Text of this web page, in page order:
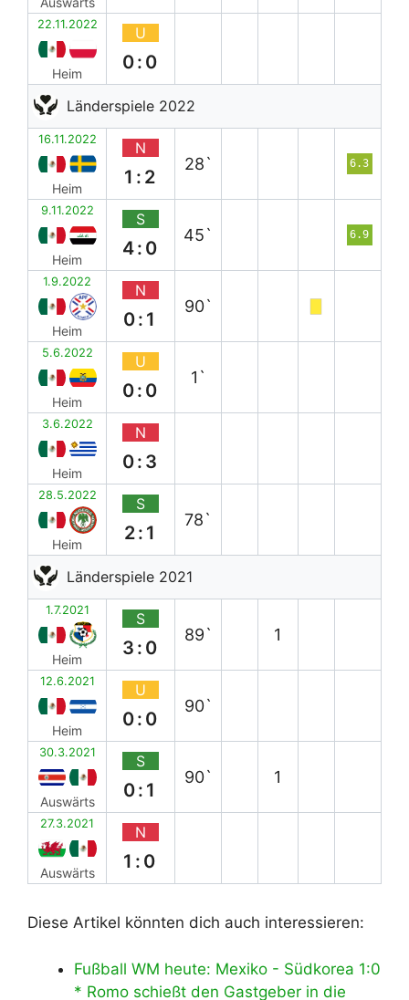
22.11.2022
Heim
U
0:0
Länderspiele 2022
16.11.2022
Heim
N
1:2
28` 6.3
9.11.2022
Heim
S
4:0
45` 6.9
1.9.2022
Heim
N
0:1
90`
5.6.2022
Heim
U
0:0
1`
3.6.2022
Heim
N
0:3
28.5.2022
Heim
S
2:1
78`
Länderspiele 2021
1.7.2021
Heim
S
3:0
89` 1
12.6.2021
Heim
U
0:0
90`
30.3.2021
Auswärts
S
0:1
90` 1
27.3.2021
Auswärts
N
1:0
Diese Artikel könnten dich auch interessieren:
Fußball WM heute: Mexiko - Südkorea 1:0
* Romo schießt den Gastgeber in die